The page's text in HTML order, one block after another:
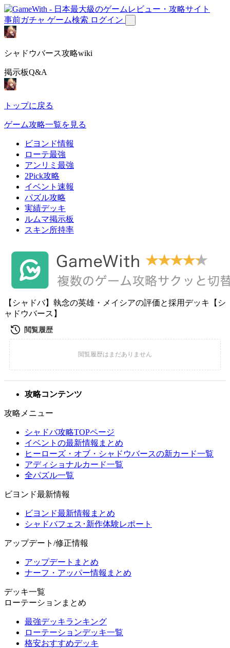
事前ガチャ ゲーム検索 ログイン
シャドウバース攻略wiki
掲示板Q&A
トップに戻る
ゲーム攻略一覧を見る
ビヨンド情報
ローテ最強
アンリミ最強
2Pick攻略
イベント速報
パズル攻略
実績デッキ
ルムマ掲示板
スキン所持率
【シャドバ】執念の英雄・メイシアの評価と採用デッキ【シ
ャドウバース】
攻略コンテンツ
攻略メニュー
シャドバ攻略TOPページ
イベントの最新情報まとめ
ヒーローズ・オブ・シャドウバースの新カード一覧
アディショナルカード一覧
全パズル一覧
ビヨンド最新情報
ビヨンド最新情報まとめ
シャドバフェス･新作体験レポート
アップデート/修正情報
アップデートまとめ
ナーフ・アッパー情報まとめ
デッキ一覧
ローテーションまとめ
最強デッキランキング
ローテーションデッキ一覧
格安おすすめデッキ